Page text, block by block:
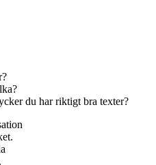
du har riktigt bra texter?